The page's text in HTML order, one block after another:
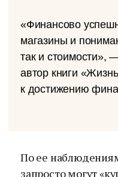
«Финансово
магазины и
так и стоимости»,
автор книги
к достижению
По ее
запросто могут